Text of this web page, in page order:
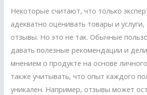
Некоторые считают, что только
адекватно оценивать товары и услуги,
отзывы. Но это не так. Обычные
давать полезные рекомендации и
мнением о продукте на основе
также учитывать, что опыт каждого
уникален. Например, отзывы может